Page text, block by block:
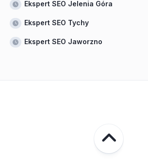
Ekspert SEO Jelenia Góra
Ekspert SEO Tychy
Ekspert SEO Jaworzno